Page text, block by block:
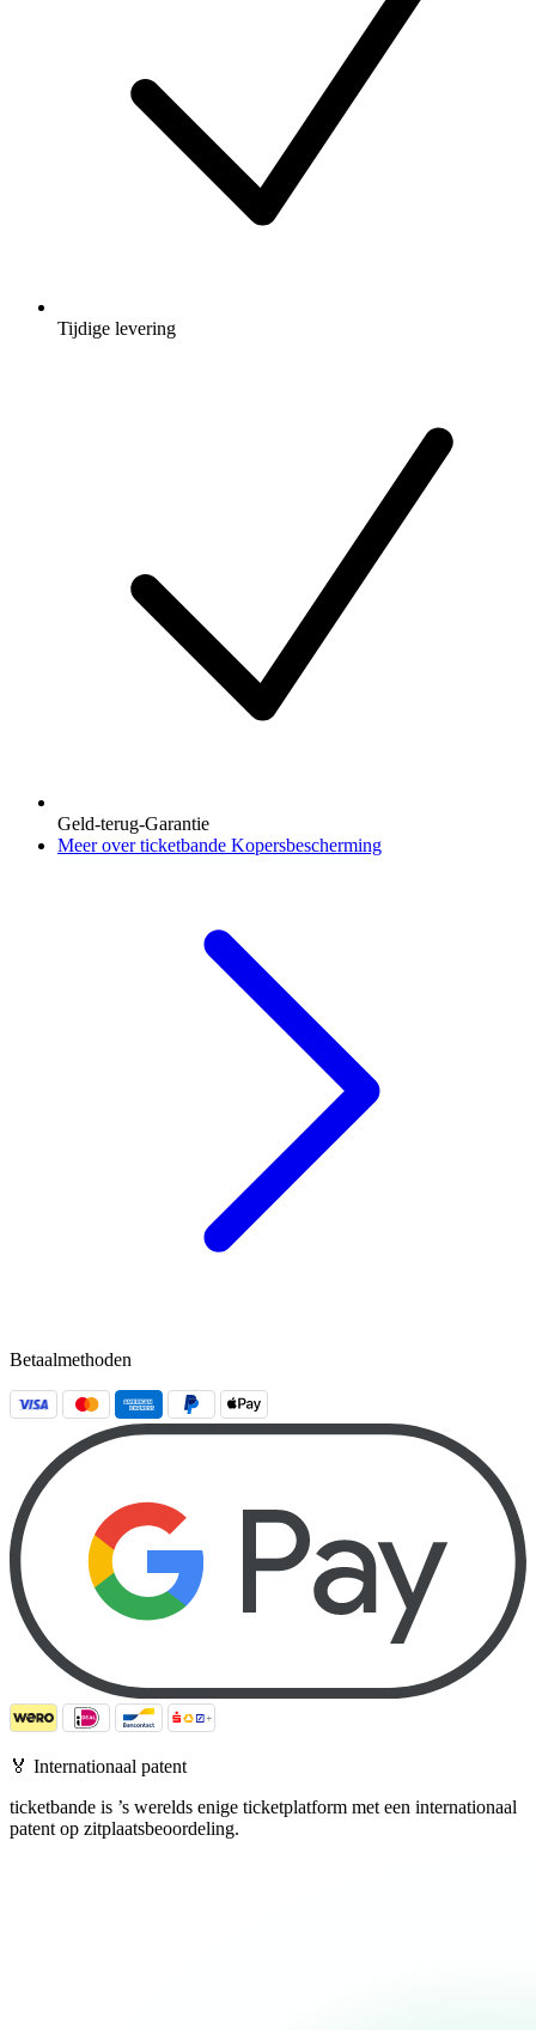
Tijdige levering
Geld-terug-Garantie
Meer over ticketbande Kopersbescherming
Betaalmethoden
🏅 Internationaal patent
ticketbande is ’s werelds enige ticketplatform met een internationaal
patent op zitplaatsbeoordeling.